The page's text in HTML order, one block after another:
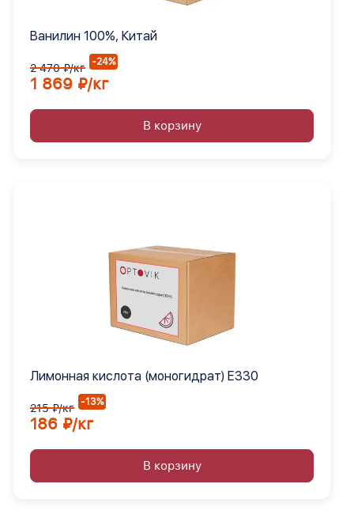
Ванилин 100%, Китай
2 470 ₽/кг -24%
1 869 ₽/кг
В корзину
Лимонная кислота (моногидрат) Е330
215 ₽/кг -13%
186 ₽/кг
В корзину